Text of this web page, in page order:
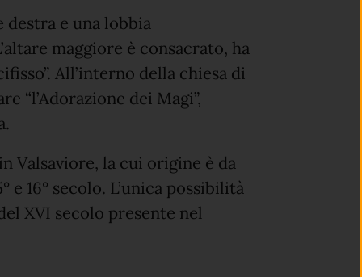
e una lobbia
maggiore è consacrato, ha
All’interno della chiesa di
“l’Adorazione dei Magi”,
Valsaviore, la cui origine è da
16° secolo. L’unica possibilità
XVI secolo presente nel